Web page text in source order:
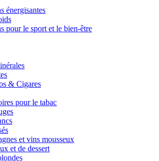
énergisantes
pour le sport et le bien-être
& Cigares
pour le tabac
et vins mousseux
et de dessert